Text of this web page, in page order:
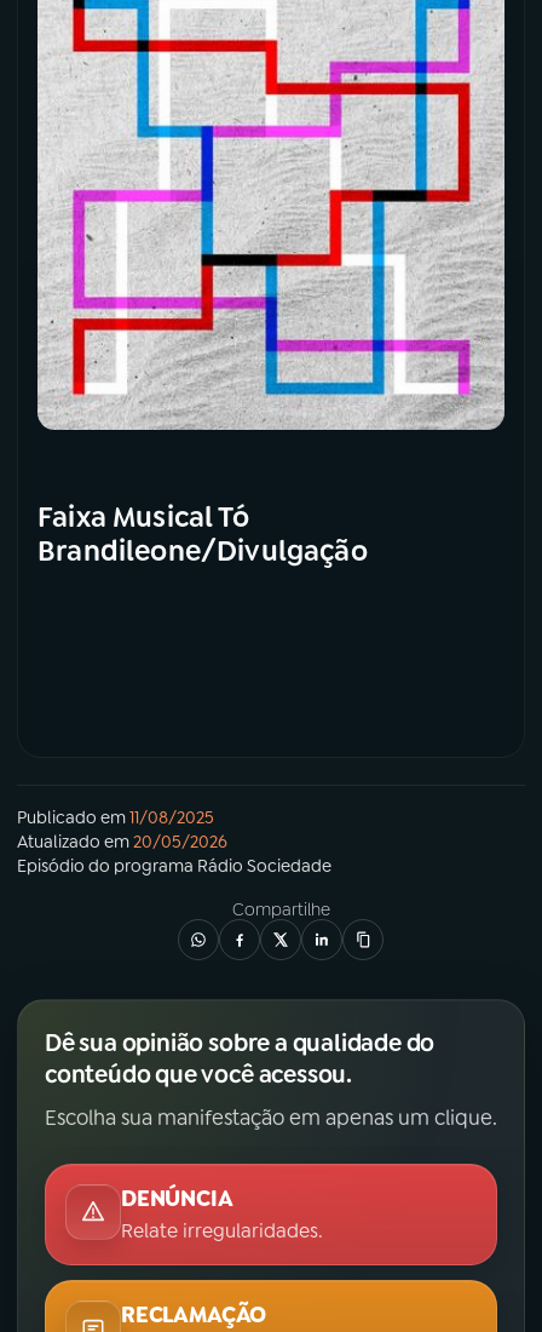
Faixa Musical Tó
Brandileone/Divulgação
Publicado em11/08/2025
Atualizado em20/05/2026
Episódio do programa Rádio Sociedade
Compartilhe
Dê sua opinião sobre a qualidade do
conteúdo que você acessou.
Escolha sua manifestação em apenas um clique.
DENÚNCIA
Relate irregularidades.
RECLAMAÇÃO